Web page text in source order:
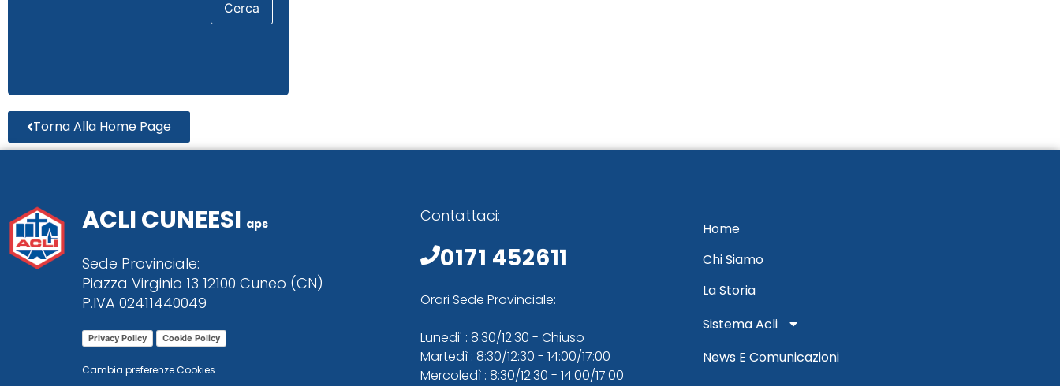
Torna Alla Home Page
ACLI CUNEESI aps
Sede Provinciale:
Piazza Virginio 13 12100 Cuneo (CN)
P.IVA 02411440049
Privacy Policy Cookie Policy
Cambia preferenze Cookies
Contattaci:
0171 452611
Orari Sede Provinciale:
Lunedi' : 8:30/12:30 - Chiuso
Martedì : 8:30/12:30 - 14:00/17:00
Mercoledì : 8:30/12:30 - 14:00/17:00
Home
Chi Siamo
La Storia
Sistema Acli
News E Comunicazioni